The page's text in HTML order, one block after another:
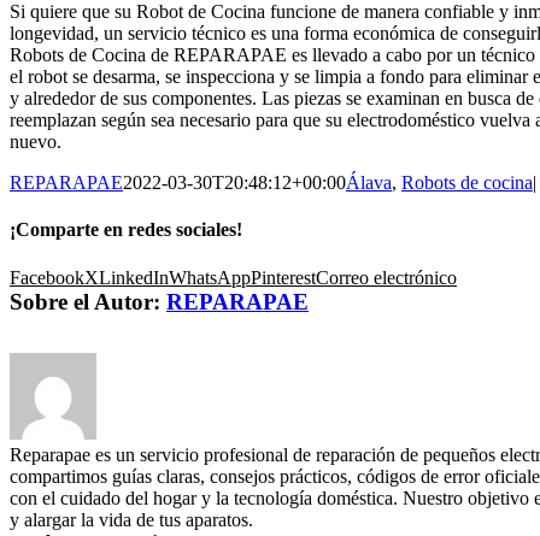
Si quiere que su Robot de Cocina funcione de manera confiable y
longevidad, un servicio técnico es una forma económica de
Robots de Cocina de REPARAPAE es llevado a cabo por un
el robot se desarma, se inspecciona y se limpia a fondo para eliminar
y alrededor de sus componentes. Las piezas se examinan en busca
reemplazan según sea necesario para que su electrodoméstico
nuevo.
REPARAPAE2022-03-30T20:48:12+00:00Álava, Robots de cocina|
¡Comparte en redes sociales!
FacebookXLinkedInWhatsAppPinterestCorreo electrónico
Sobre el Autor: REPARAPAE
Reparapae es un servicio profesional de reparación de pequeños
compartimos guías claras, consejos prácticos, códigos de error
con el cuidado del hogar y la tecnología doméstica. Nuestro objetivo
y alargar la vida de tus aparatos.